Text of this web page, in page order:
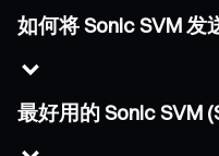
如何将 Sonic SVM 发
最好用的 Sonic SVM